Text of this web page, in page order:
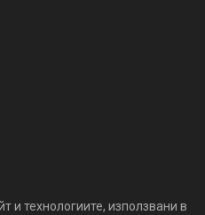
и технологиите, използвани в